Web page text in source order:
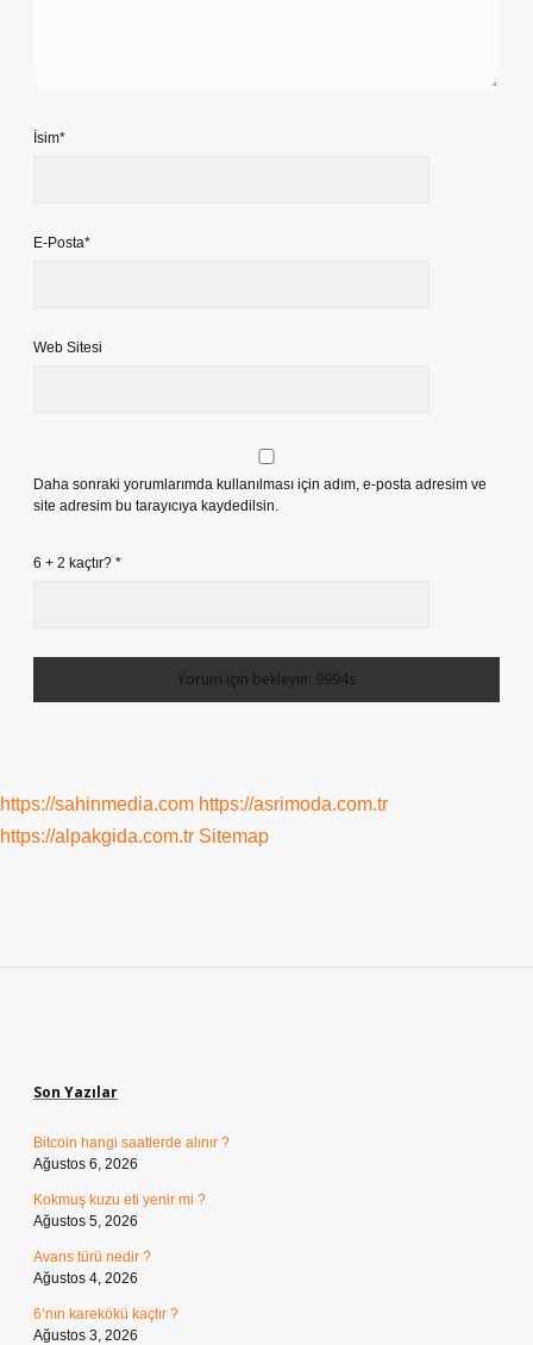
İsim*
E-Posta*
Web Sitesi
Daha sonraki yorumlarımda kullanılması için adım, e-posta adresim ve
site adresim bu tarayıcıya kaydedilsin.
6 + 2 kaçtır? *
https://sahinmedia.com https://asrimoda.com.tr
https://alpakgida.com.tr Sitemap
Son Yazılar
Bitcoin hangi saatlerde alınır ?
Ağustos 6, 2026
Kokmuş kuzu eti yenir mi ?
Ağustos 5, 2026
Avans türü nedir ?
Ağustos 4, 2026
6’nın karekökü kaçtır ?
Ağustos 3, 2026